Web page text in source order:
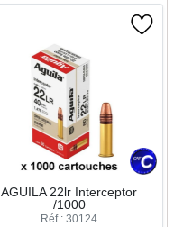
AGUILA 22lr Interceptor
/1000
Réf : 30124